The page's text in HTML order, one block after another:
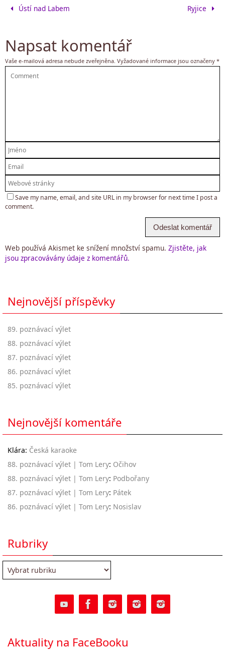
Ústí nad Labem Ryjice
Napsat komentář
Vaše e-mailová adresa nebude zveřejněna. Vyžadované informace jsou označeny *
Save my name, email, and site URL in my browser for next time I post a
comment.
Web používá Akismet ke snížení množství spamu. Zjistěte, jak
jsou zpracovávány údaje z komentářů.
Nejnovější příspěvky
89. poznávací výlet
88. poznávací výlet
87. poznávací výlet
86. poznávací výlet
85. poznávací výlet
Nejnovější komentáře
Klára: Česká karaoke
88. poznávací výlet | Tom Lery: Očihov
88. poznávací výlet | Tom Lery: Podbořany
87. poznávací výlet | Tom Lery: Pátek
86. poznávací výlet | Tom Lery: Nosislav
Rubriky
Rubriky
Aktuality na FaceBooku